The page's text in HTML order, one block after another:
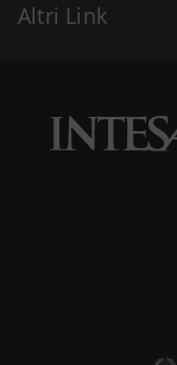
Altri Link